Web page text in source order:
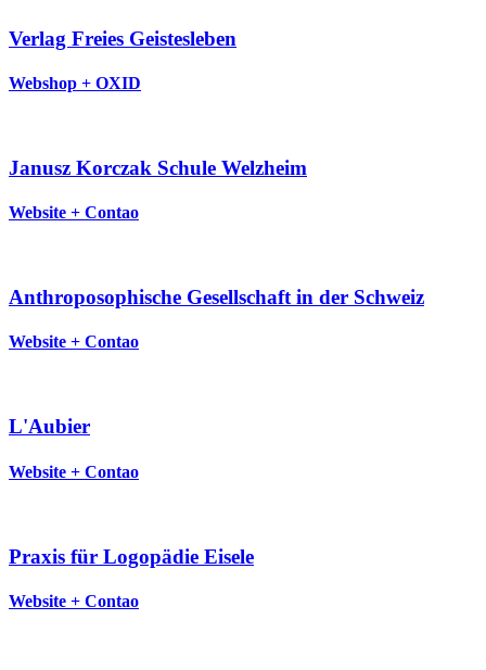
Verlag Freies Geistesleben
Webshop + OXID
Janusz Korczak Schule Welzheim
Website + Contao
Anthroposophische Gesellschaft in der Schweiz
Website + Contao
L'Aubier
Website + Contao
Praxis für Logopädie Eisele
Website + Contao